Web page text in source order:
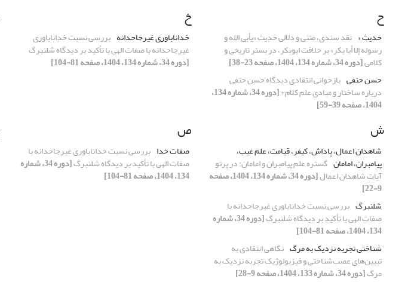
ح
حدیث « نقد سندی، متنی و دلالی حدیث «یأبی الله و
رسوله إلا أبا بکر» بر خلافت ابوبکر، در بستر تاریخی و
کلامی[دوره 34، شماره 134، 1404، صفحه 23-38]
حسن حنفی بازخوانی انتقادی دیدگاه حسن حنفی
درباره‌ ساختار و مبادی علم کلام+ [دوره 34، شماره 134،
1404، صفحه 39-59]
خ
خداناباوری غیرجاحدانه بررسی نسبت خداناباوری
غیرجاحدانه با صفات الهی با تأکید بر دیدگاه شلنبرگ
[دوره 34، شماره 134، 1404، صفحه 81-104]
ش
شاهدان اعمال، پاداش، کیفر، قیامت، علم غیب،
پیامبران، امامان گستره علم پیامبران و امامان: در پرتو
آیات شاهدان اعمال [دوره 34، شماره 134، 1404، صفحه
9-22]
شلنبرگ بررسی نسبت خداناباوری غیرجاحدانه با
صفات الهی با تأکید بر دیدگاه شلنبرگ [دوره 34، شماره
134، 1404، صفحه 81-104]
شناختی تجربه نزدیک به مرگ نگاهی انتقادی به
تبیین‌های عصب‌شناختی و فیزیولوژیک تجربه نزدیک به
مرگ[دوره 34، شماره 133، 1404، صفحه 9-28]
ص
صفات خدا بررسی نسبت خداناباوری غیرجاحدانه با
صفات الهی با تأکید بر دیدگاه شلنبرگ [دوره 34، شماره
134، 1404، صفحه 81-104]